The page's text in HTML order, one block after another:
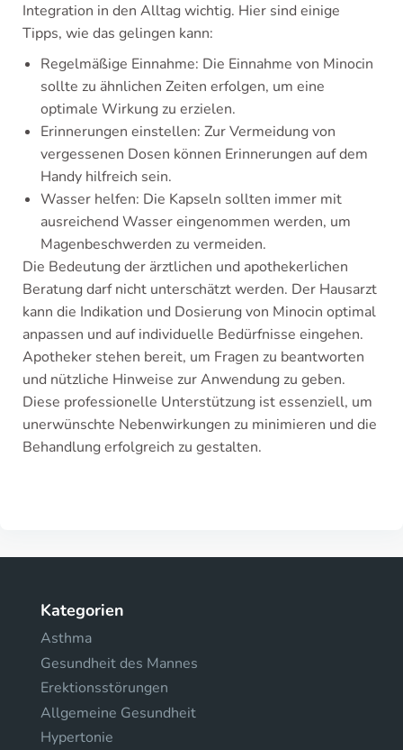
Integration in den Alltag wichtig. Hier sind einige
Tipps, wie das gelingen kann:
Regelmäßige Einnahme: Die Einnahme von Minocin
sollte zu ähnlichen Zeiten erfolgen, um eine
optimale Wirkung zu erzielen.
Erinnerungen einstellen: Zur Vermeidung von
vergessenen Dosen können Erinnerungen auf dem
Handy hilfreich sein.
Wasser helfen: Die Kapseln sollten immer mit
ausreichend Wasser eingenommen werden, um
Magenbeschwerden zu vermeiden.
Die Bedeutung der ärztlichen und apothekerlichen
Beratung darf nicht unterschätzt werden. Der Hausarzt
kann die Indikation und Dosierung von Minocin optimal
anpassen und auf individuelle Bedürfnisse eingehen.
Apotheker stehen bereit, um Fragen zu beantworten
und nützliche Hinweise zur Anwendung zu geben.
Diese professionelle Unterstützung ist essenziell, um
unerwünschte Nebenwirkungen zu minimieren und die
Behandlung erfolgreich zu gestalten.
Kategorien
Asthma
Gesundheit des Mannes
Erektionsstörungen
Allgemeine Gesundheit
Hypertonie